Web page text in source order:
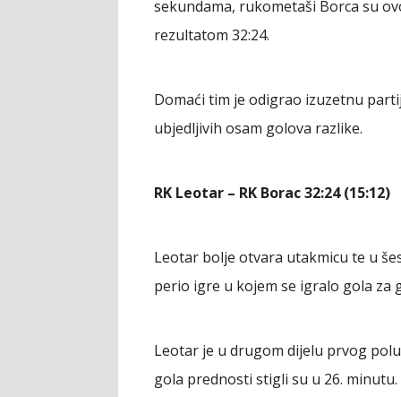
sekundama, rukometaši Borca su
rezultatom 32:24.
Domaći tim je odigrao izuzetnu
ubjedljivih osam golova razlike.
RK Leotar – RK Borac 32:24 (15:12)
Leotar bolje otvara utakmicu te u
perio igre u kojem se igralo gola za
Leotar je u drugom dijelu prvog
gola prednosti stigli su u 26.